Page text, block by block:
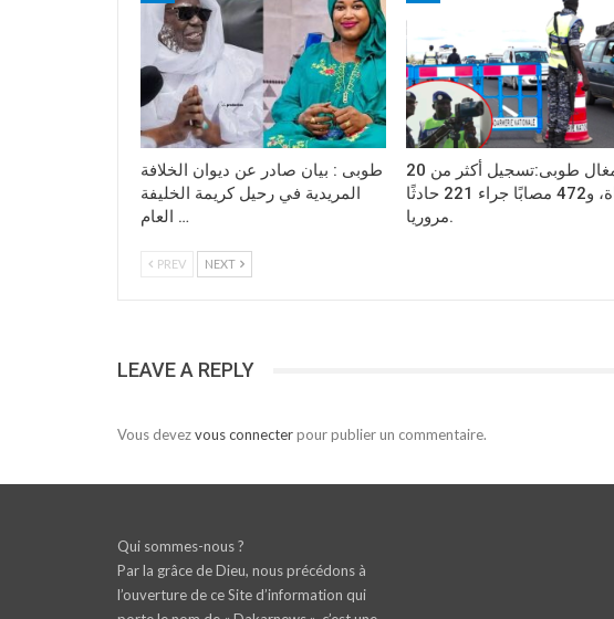
طوبى : بيان صادر عن ديوان الخلافة
المريدية في رحيل كريمة الخليفة
العام …
مغال طوبى:تسجيل أكثر من 20
وفاة، و472 مصابًا جراء 221 حادثًا
مروريا.
PREV NEXT
LEAVE A REPLY
Vous devezvous connecterpour publier un commentaire.
Qui sommes-nous ?
Par la grâce de Dieu, nous précédons à
l’ouverture de ce Site d’information qui